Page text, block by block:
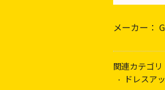
メーカー：
関連カテゴリ
ドレスア